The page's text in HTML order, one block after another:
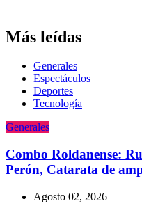
Más leídas
Generales
Espectáculos
Deportes
Tecnologí­a
Generales
Combo Roldanense:
Perón, Catarata de
Agosto 02, 2026